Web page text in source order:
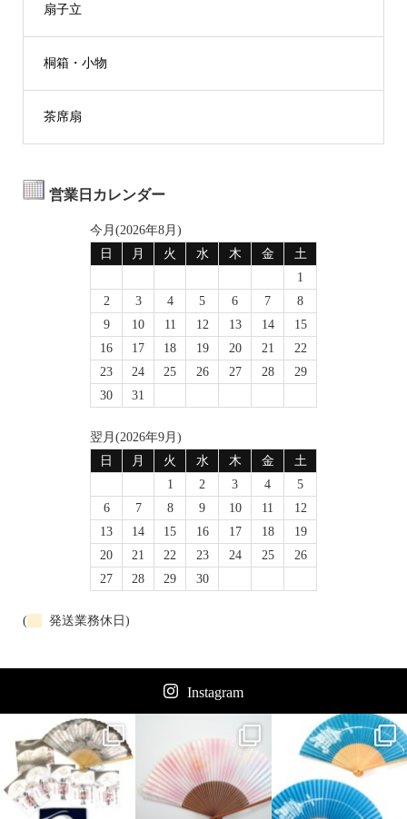
扇子立
桐箱・小物
茶席扇
営業日カレンダー
今月(2026年8月)
日
月 火 水 木 金
土
1
2
3 4 5 6 7
8
9
10 11 12 13 14
15
16
17 18 19 20 21
22
23
24 25 26 27 28
29
30
31
翌月(2026年9月)
日
月 火 水 木 金
土
1
2 3 4
5
6
7 8 9 10 11
12
13
14 15 16 17 18
19
20
21 22 23 24 25
26
27
28 29 30
( 発送業務休日)
Instagram